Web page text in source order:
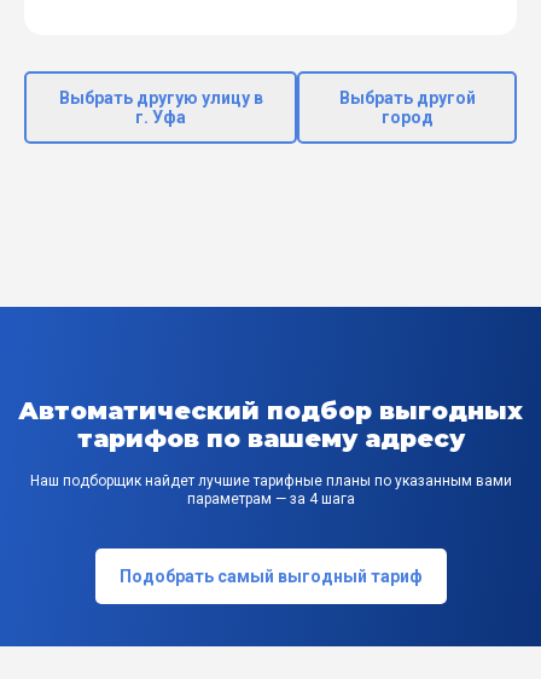
Выбрать другую улицу в
г. Уфа
Выбрать другой
город
Автоматический подбор выгодных
тарифов по вашему адресу
Наш подборщик найдет лучшие тарифные планы по указанным вами
параметрам — за 4 шага
Подобрать самый выгодный тариф